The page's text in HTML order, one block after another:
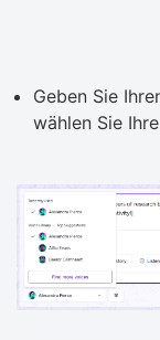
Geben Sie
wählen Sie